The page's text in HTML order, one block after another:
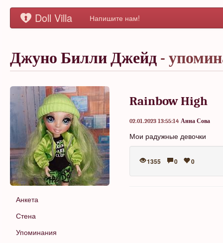
Doll Villa Напишите нам!
Джуно Билли Джейд -
Анкета
Стена
Упоминания
Rainbow High
02.01.2023 13:55:14 Анна Сова
Мои радужные девочки
1355 0 0